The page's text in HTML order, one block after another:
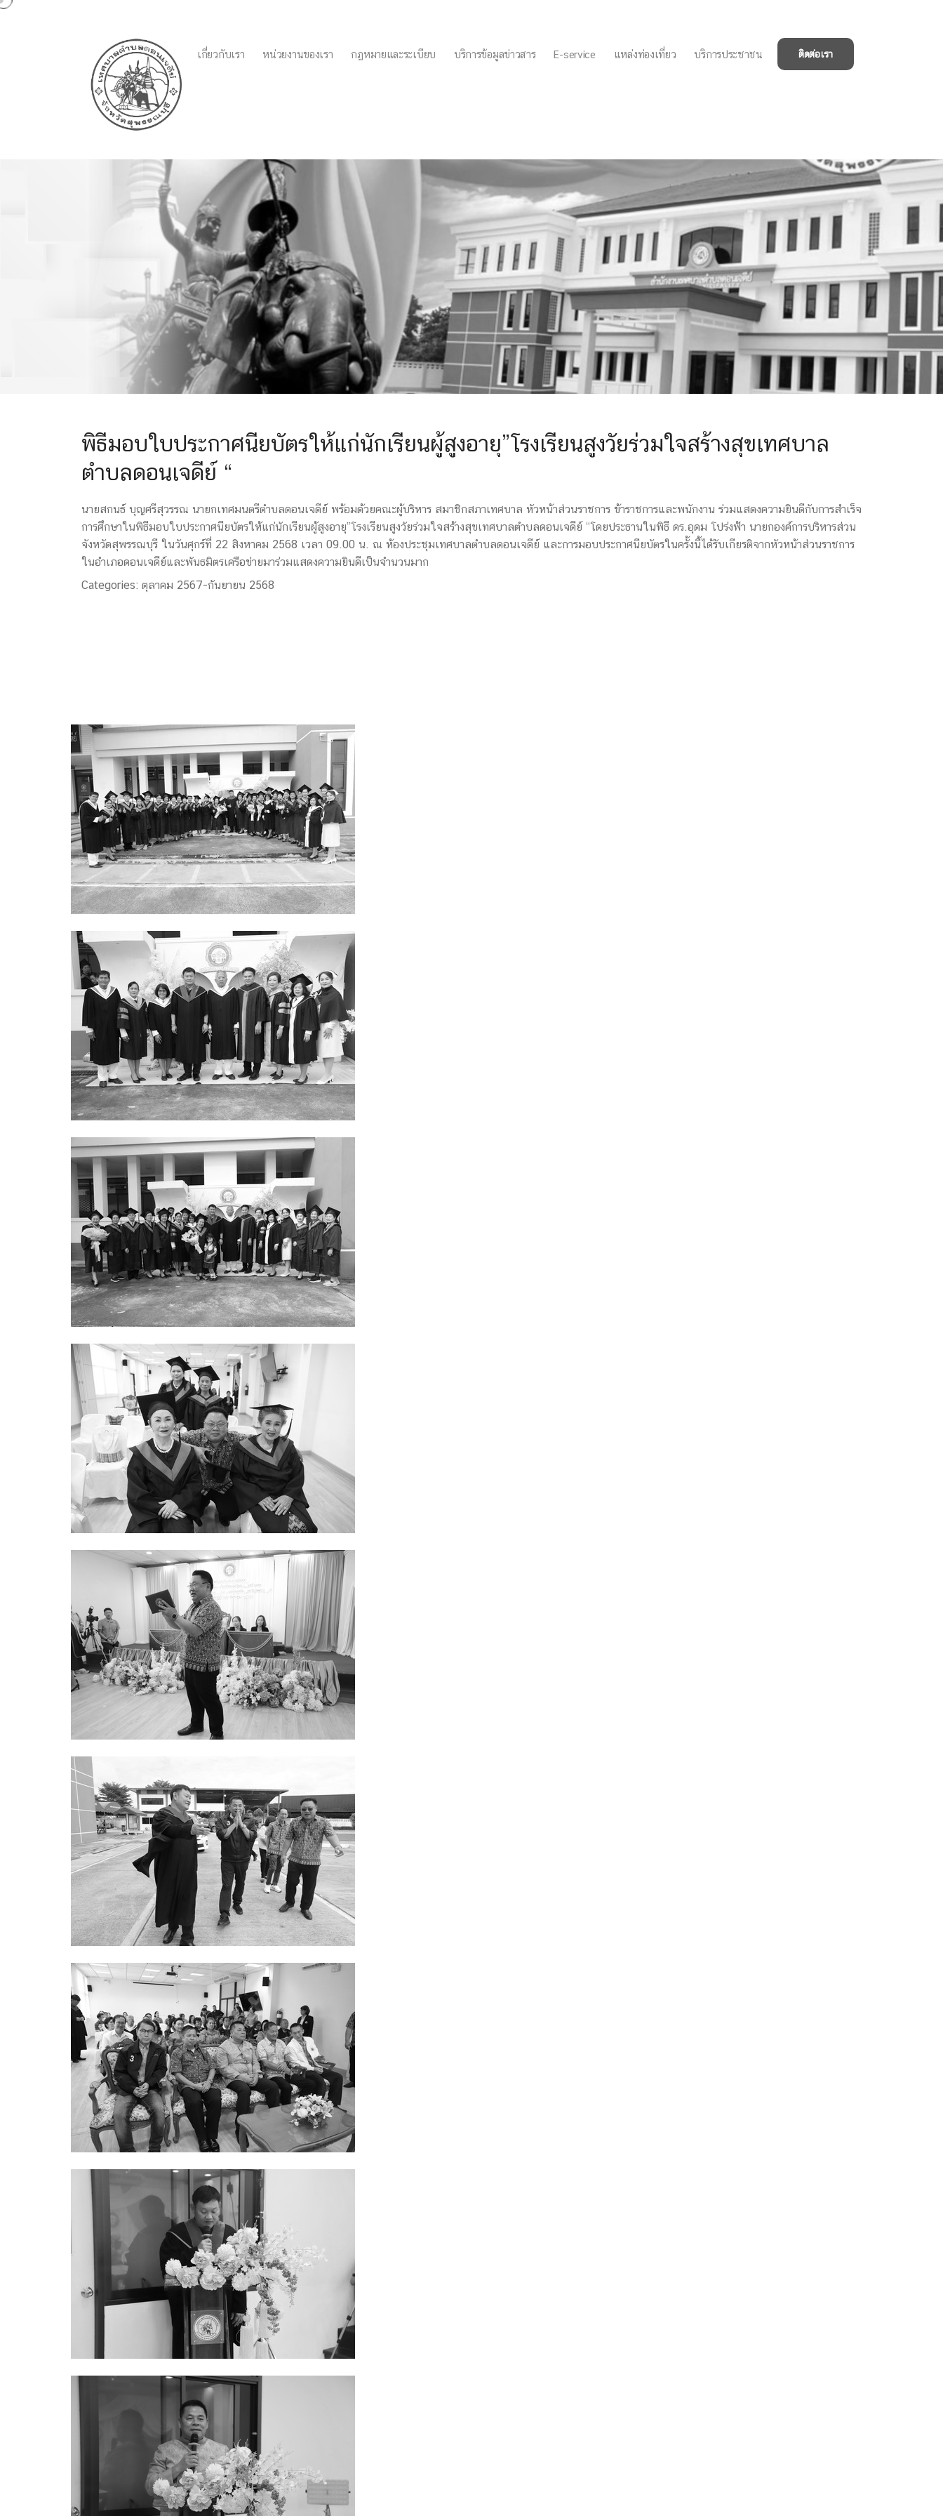
เกี่ยวกับเรา หน่วยงานของเรา กฏหมายและระเบียบ บริการข้อมูลข่าวสาร E-service แหล่งท่องเที่ยว บริการประชาชน ติดต่อเรา
พิธีมอบใบประกาศนียบัตรให้แก่นักเรียนผู้สูงอายุ”โรงเรียนสูงวัยร่วมใจสร้างสุข
เทศบาลตำบลดอนเจดีย์ “
พิธีมอบใบประกาศนียบัตรให้แก่นักเรียนผู้สูงอายุ”โรงเรียนสูงวัยร่วมใจสร้างสุขเทศบาล
ตำบลดอนเจดีย์ “
นายสกนธ์ บุญศรีสุวรรณ นายกเทศมนตรีตำบลดอนเจดีย์ พร้อมด้วยคณะผู้บริหาร สมาชิกสภาเทศบาล หัวหน้าส่วนราชการ ข้าราชการและพนักงาน ร่วมแสดงความยินดีกับการสำเร็จ
การศึกษาในพิธีมอบใบประกาศนียบัตรให้แก่นักเรียนผู้สูงอายุ”โรงเรียนสูงวัยร่วมใจสร้างสุขเทศบาลตำบลดอนเจดีย์ “โดยประธานในพิธี ดร.อุดม โปร่งฟ้า นายกองค์การบริหารส่วน
จังหวัดสุพรรณบุรี ในวันศุกร์ที่ 22 สิงหาคม 2568 เวลา 09.00 น. ณ ห้องประชุมเทศบาลตำบลดอนเจดีย์ และการมอบประกาศนียบัตรในครั้งนี้ได้รับเกียรติจากหัวหน้าส่วนราชการ
ในอำเภอดอนเจดีย์และพันธมิตรเครือข่ายมาร่วมแสดงความยินดีเป็นจำนวนมาก
Categories: ตุลาคม 2567-กันยายน 2568